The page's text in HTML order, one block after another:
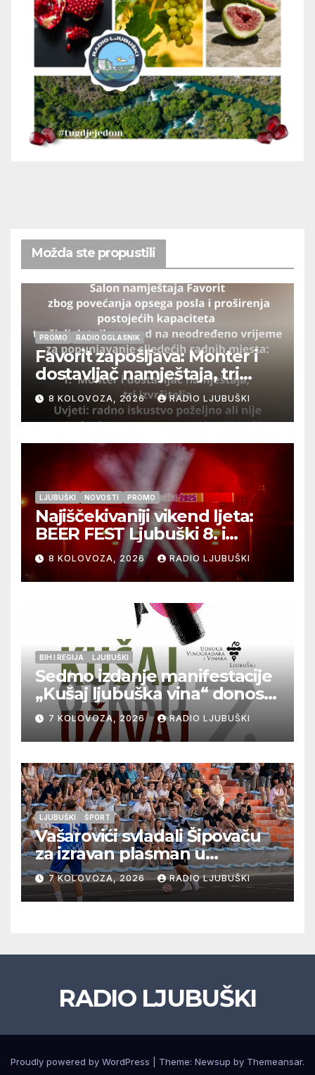
Možda ste propustili
PROMO RADIO OGLASNIK
Favorit zapošljava: Monter i
dostavljač namještaja, tri
izvršitelja
8 KOLOVOZA, 2026 RADIO LJUBUŠKI
LJUBUŠKI NOVOSTI PROMO
Najiščekivaniji vikend ljeta:
BEER FEST Ljubuški 8. i
9.kolovoza
8 KOLOVOZA, 2026 RADIO LJUBUŠKI
BIH I REGIJA LJUBUŠKI
Sedmo izdanje manifestacije
„Kušaj ljubuška vina“ donosi
vrhunska vina, gastronomiju i
glazbu
7 KOLOVOZA, 2026 RADIO LJUBUŠKI
LJUBUŠKI ŠPORT
Vašarovići svladali Šipovaču
za izravan plasman u
četvrtfinale, Grab izborio
prolazak dalje, Klobuk ispao,
večeras počinje četvrtfinale
7 KOLOVOZA, 2026 RADIO LJUBUŠKI
RADIO LJUBUŠKI
Proudly powered by WordPress Theme: Newsup by Themeansar.